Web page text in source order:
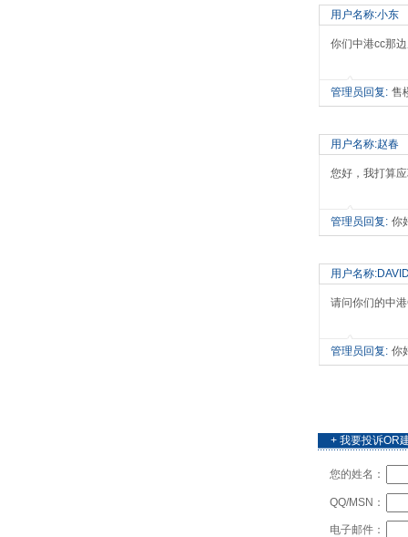
用户名称:小东
你们中港cc那
管理员回复: 售
用户名称:赵春
您好，我打算
管理员回复: 你
用户名称
请问你们的中
管理员回复: 你
+ 我要投诉OR
您的姓名：
QQ/MSN：
电子邮件：